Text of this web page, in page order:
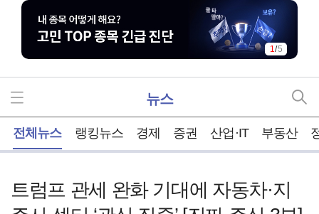
1/5
뉴스
전체뉴스 랭킹뉴스 경제 증권 산업·IT 부동산
트럼프 관세 완화 기대에 자동차·지